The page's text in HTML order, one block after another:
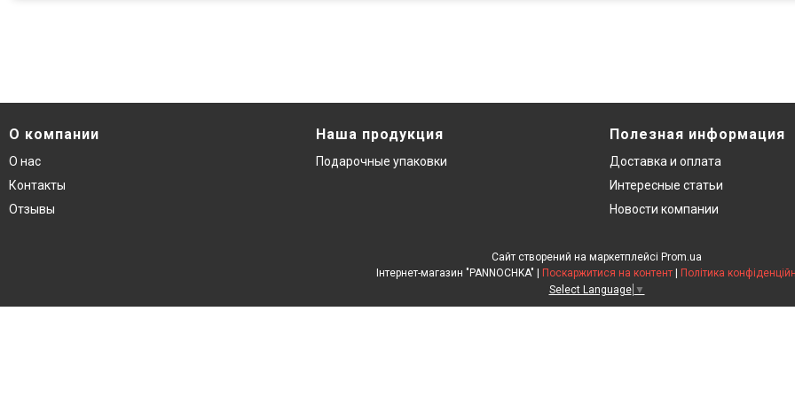
О компании
О нас
Контакты
Отзывы
Наша продукция
Подарочные упаковки
Полезная информация
Доставка и оплата
Интересные статьи
Новости компании
Сайт створений на маркетплейсі Prom.ua
Поскаржитися на контент
Політика
Select Language ▼